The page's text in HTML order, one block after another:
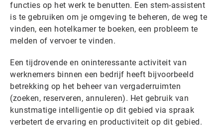
functies op het werk te benutten. Een stem-assistent
is te gebruiken om je omgeving te beheren, de weg te
vinden, een hotelkamer te boeken, een probleem te
melden of vervoer te vinden.
Een tijdrovende en oninteressante activiteit van
werknemers binnen een bedrijf heeft bijvoorbeeld
betrekking op het beheer van vergaderruimten
(zoeken, reserveren, annuleren). Het gebruik van
kunstmatige intelligentie op dit gebied via spraak
verbetert de ervaring en productiviteit op dit gebied.